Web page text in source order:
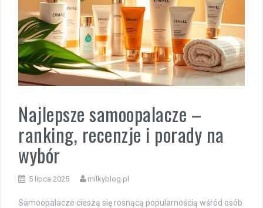
Najlepsze samoopalacze –
ranking, recenzje i porady na
wybór
5 lipca 2025 milkyblog.pl
Samoopalacze cieszą się rosnącą popularnością wśród osób